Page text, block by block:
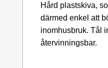
Hård plastskiva,
därmed enkel att
inomhusbruk. Tål
återvinningsbar.